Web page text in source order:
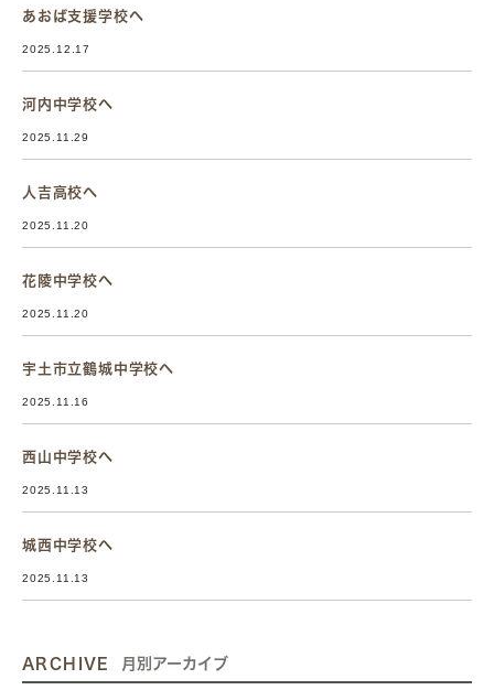
あおば支援学校へ
2025.12.17
河内中学校へ
2025.11.29
人吉高校へ
2025.11.20
花陵中学校へ
2025.11.20
宇土市立鶴城中学校へ
2025.11.16
西山中学校へ
2025.11.13
城西中学校へ
2025.11.13
ARCHIVE 月別アーカイブ